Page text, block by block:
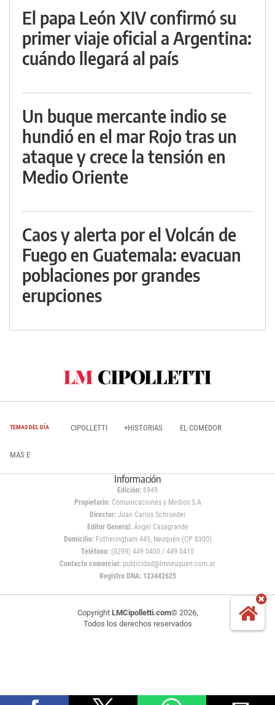
El papa León XIV confirmó su
primer viaje oficial a Argentina:
cuándo llegará al país
Un buque mercante indio se
hundió en el mar Rojo tras un
ataque y crece la tensión en
Medio Oriente
Caos y alerta por el Volcán de
Fuego en Guatemala: evacuan
poblaciones por grandes
erupciones
TEMAS DEL DÍA CIPOLLETTI +HISTORIAS EL COMEDOR
MAS E
Información
Edición: 6949
Propietario:Comunicaciones y Medios S.A
Director: Juan Carlos Schroeder
Editor General:Ángel Casagrande
Domicilio:Fotheringham 445, Neuquén (CP 8300)
Teléfono: (0299) 449 0400 / 449 0410
Contacto comercial: publicidad@lmneuquen.com.ar
Registro DNA: 123442625
Copyright LMCipolletti.com© 2026,
Todos los derechos reservados